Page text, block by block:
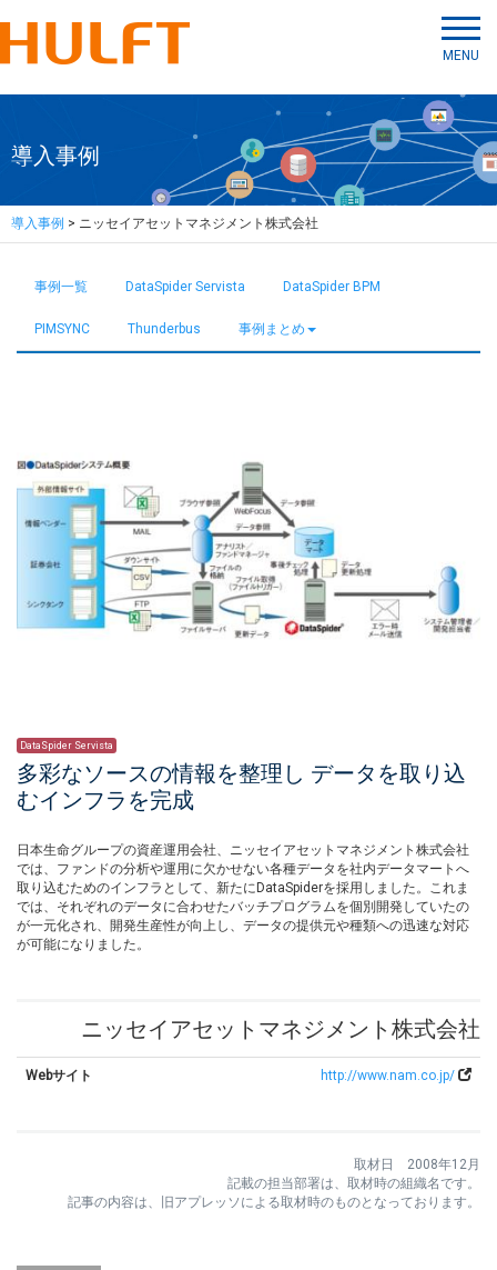
MENU
導入事例
導入事例 > ニッセイアセットマネジメント株式会社
事例一覧 DataSpider Servista DataSpider BPM
PIMSYNC Thunderbus 事例まとめ
DataSpider Servista
多彩なソースの情報を整理し データを取り込
むインフラを完成
日本生命グループの資産運用会社、ニッセイアセットマネジメント株式会社
では、ファンドの分析や運用に欠かせない各種データを社内データマートへ
取り込むためのインフラとして、新たにDataSpiderを採用しました。これま
では、それぞれのデータに合わせたバッチプログラムを個別開発していたの
が一元化され、開発生産性が向上し、データの提供元や種類への迅速な対応
が可能になりました。
ニッセイアセットマネジメント株式会社
Webサイト http://www.nam.co.jp/
取材日 2008年12月
記載の担当部署は、取材時の組織名です。
記事の内容は、旧アプレッソによる取材時のものとなっております。